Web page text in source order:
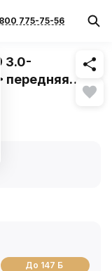
775-75-56Похожие
3.0-
передняя
у2
До 147 Б